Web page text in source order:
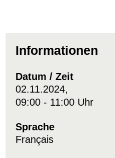
Informationen
Datum / Zeit
02.11.2024,
09:00 - 11:00 Uhr
Sprache
Français